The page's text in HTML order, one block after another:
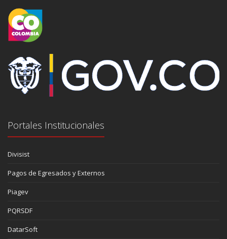
Portales Institucionales
Divisist
Pagos de Egresados y Externos
Piagev
PQRSDF
DatarSoft